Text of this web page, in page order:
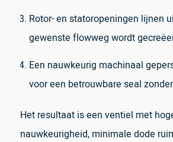
Rotor- en statoropeningen lijnen
gewenste flowweg wordt
Een nauwkeurig machinaal
voor een betrouwbare seal
Het resultaat is een ventiel met
nauwkeurigheid, minimale dode